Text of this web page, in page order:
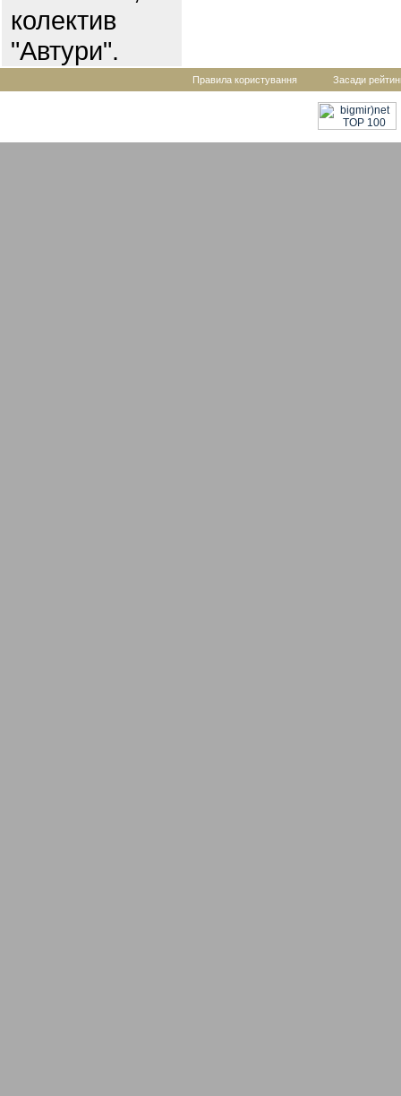
колектив
"Автури".
Правила користування Засади